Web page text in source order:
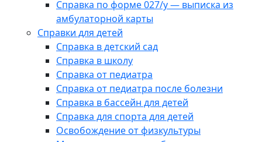
Справка по форме 027/у — выписка из
амбулаторной карты
Справки для детей
Справка в детский сад
Справка в школу
Справка от педиатра
Справка от педиатра после болезни
Справка в бассейн для детей
Справка для спорта для детей
Освобождение от физкультуры